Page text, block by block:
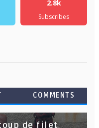
2.8k
Subscribes
COMMENTS
de filet